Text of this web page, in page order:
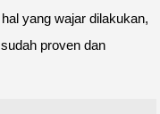
yang wajar dilakukan,
proven dan